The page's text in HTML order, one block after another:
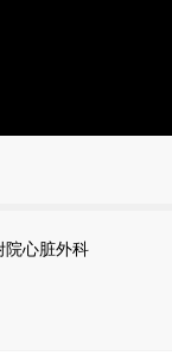
院心脏外科